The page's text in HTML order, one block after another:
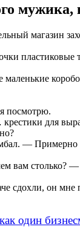
магазин
пластиковые
маленькие
посмотрю.
для
— Примерно
вам столько? —
он мне
один